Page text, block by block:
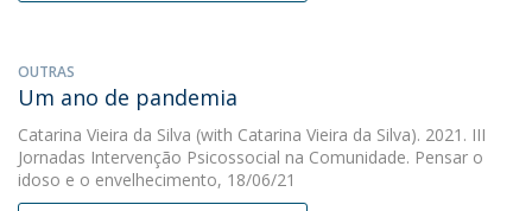
OUTRAS
Um ano de pandemia
Catarina Vieira da Silva (with Catarina Vieira da Silva). 2021. III
Jornadas Intervenção Psicossocial na Comunidade. Pensar o
idoso e o envelhecimento, 18/06/21